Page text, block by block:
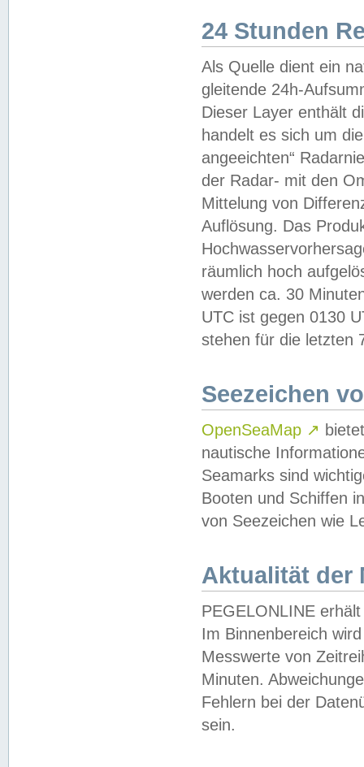
24 Stunden
Als Quelle dient ein
gleitende 24h-
Dieser Layer enthält
handelt es sich um
angeeichten“
der Radar- mit den
Mittelung von
Auflösung. Das
räumlich hoch
werden ca. 30
UTC ist gegen 0130
stehen für die letzten
Seezeichen
OpenSeaMap ↗
nautische
Seamarks sind
Booten und Schiffen
von Seezeichen wie
Aktualität der
PEGELONLINE
Im Binnenbereich
Messwerte von
Minuten.
Fehlern bei der
sein.